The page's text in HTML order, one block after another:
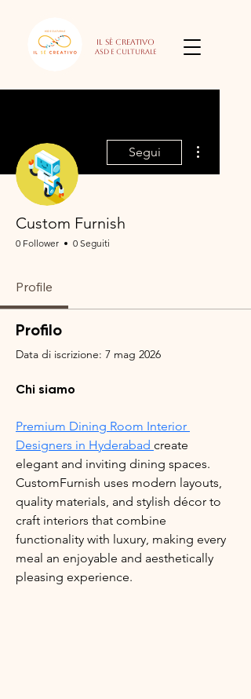
Il Sè Creativo
Asd e culturale
Segui
Custom Furnish
0 Follower 0 Seguiti
Profile
Profilo
Data di iscrizione: 7 mag 2026
Chi siamo
Premium Dining Room Interior
Designers in Hyderabad create
elegant and inviting dining spaces.
CustomFurnish uses modern layouts,
quality materials, and stylish décor to
craft interiors that combine
functionality with luxury, making every
meal an enjoyable and aesthetically
pleasing experience.